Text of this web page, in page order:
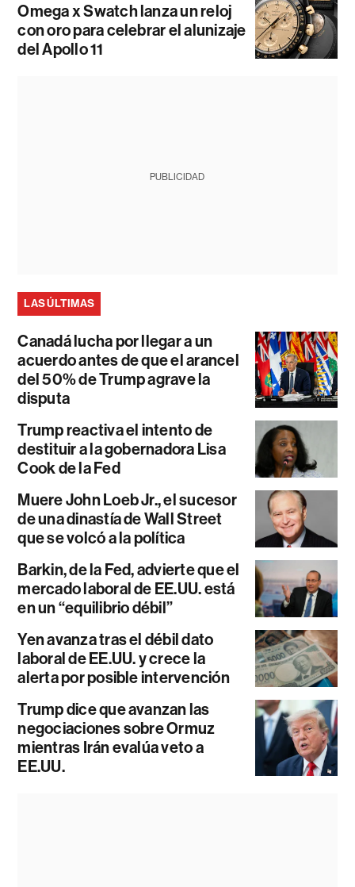
Omega x Swatch lanza un reloj
con oro para celebrar el alunizaje
del Apollo 11
PUBLICIDAD
LAS ÚLTIMAS
Canadá lucha por llegar a un
acuerdo antes de que el arancel
del 50% de Trump agrave la
disputa
Trump reactiva el intento de
destituir a la gobernadora Lisa
Cook de la Fed
Muere John Loeb Jr., el sucesor
de una dinastía de Wall Street
que se volcó a la política
Barkin, de la Fed, advierte que el
mercado laboral de EE.UU. está
en un “equilibrio débil”
Yen avanza tras el débil dato
laboral de EE.UU. y crece la
alerta por posible intervención
Trump dice que avanzan las
negociaciones sobre Ormuz
mientras Irán evalúa veto a
EE.UU.